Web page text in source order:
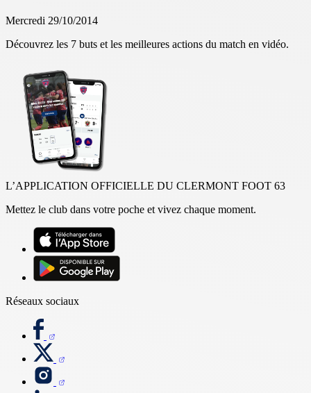
Mercredi 29/10/2014
Découvrez les 7 buts et les meilleures actions du match en vidéo.
L’APPLICATION OFFICIELLE DU CLERMONT FOOT 63
Mettez le club dans votre poche et vivez chaque moment.
Réseaux sociaux